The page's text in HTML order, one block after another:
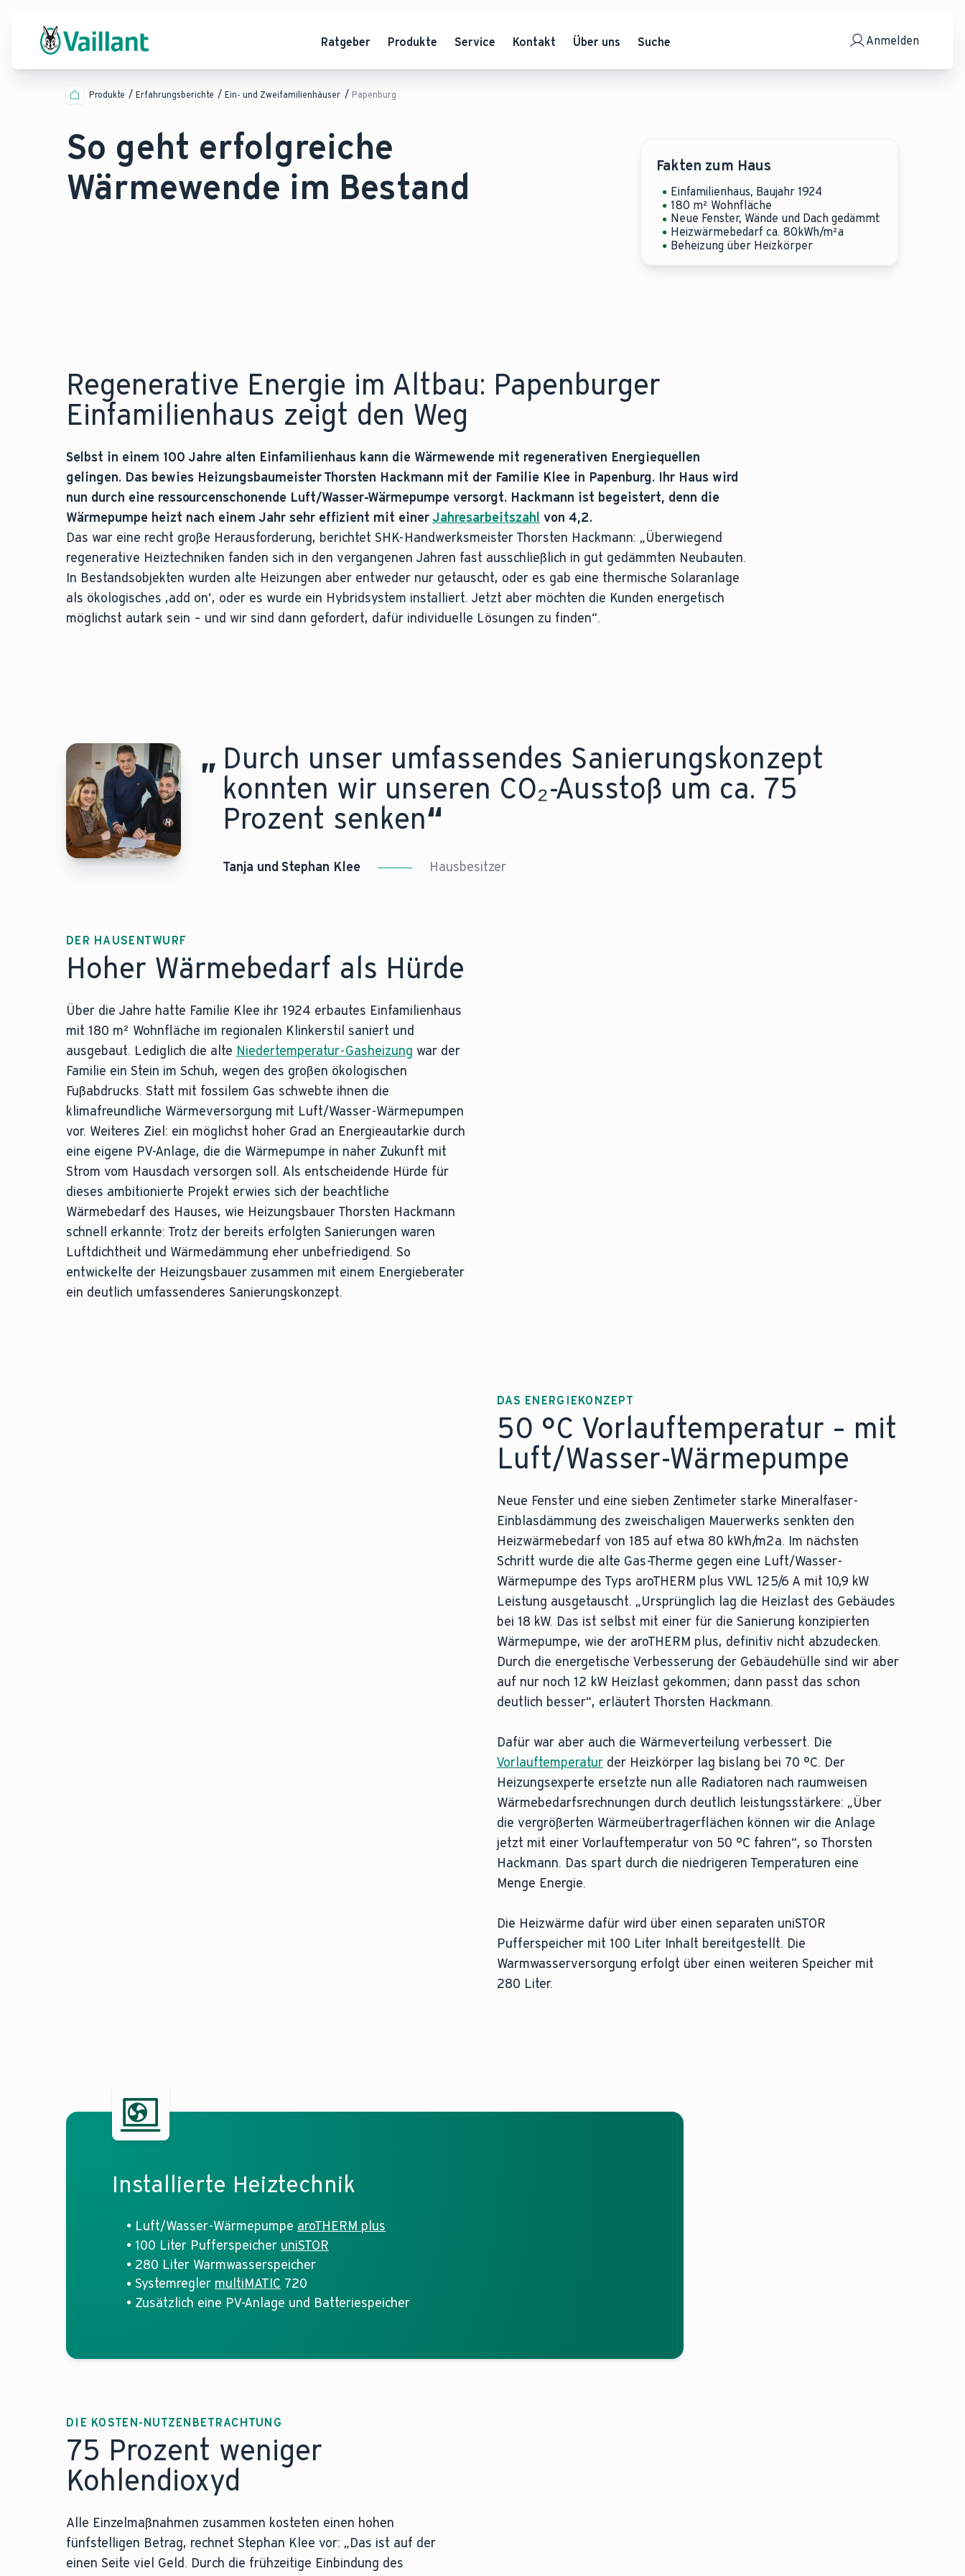
Ratgeber Produkte Service Kontakt Über uns Suche Anmelden
Produkte Erfahrungsberichte Ein- und Zweifamilienhäuser Papenburg
So geht erfolgreiche
Wärmewende im Bestand
Fakten zum Haus
Einfamilienhaus, Baujahr 1924
180 m² Wohnfläche
Neue Fenster, Wände und Dach gedämmt
Heizwärmebedarf ca. 80kWh/m²a
Beheizung über Heizkörper
Regenerative Energie im Altbau: Papenburger
Einfamilienhaus zeigt den Weg
Selbst in einem 100 Jahre alten Einfamilienhaus kann die Wärmewende mit regenerativen Energiequellen
gelingen. Das bewies Heizungsbaumeister Thorsten Hackmann mit der Familie Klee in Papenburg. Ihr Haus wird
nun durch eine ressourcenschonende Luft/Wasser-Wärmepumpe versorgt. Hackmann ist begeistert, denn die
Wärmepumpe heizt nach einem Jahr sehr effizient mit einerJahresarbeitszahl von 4,2.
Das war eine recht große Herausforderung, berichtet SHK-Handwerksmeister Thorsten Hackmann: „Überwiegend
regenerative Heiztechniken fanden sich in den vergangenen Jahren fast ausschließlich in gut gedämmten Neubauten.
In Bestandsobjekten wurden alte Heizungen aber entweder nur getauscht, oder es gab eine thermische Solaranlage
als ökologisches ,add on‘, oder es wurde ein Hybridsystem installiert. Jetzt aber möchten die Kunden energetisch
möglichst autark sein – und wir sind dann gefordert, dafür individuelle Lösungen zu finden“.
„ Durch unser umfassendes Sanierungskonzept
konnten wir unseren CO₂-Ausstoß um ca. 75
Prozent senken“
Tanja und Stephan Klee Hausbesitzer
DER HAUSENTWURF
Hoher Wärmebedarf als Hürde
Über die Jahre hatte Familie Klee ihr 1924 erbautes Einfamilienhaus
mit 180 m² Wohnfläche im regionalen Klinkerstil saniert und
ausgebaut. Lediglich die alte Niedertemperatur-Gasheizung war der
Familie ein Stein im Schuh, wegen des großen ökologischen
Fußabdrucks. Statt mit fossilem Gas schwebte ihnen die
klimafreundliche Wärmeversorgung mit Luft/Wasser-Wärmepumpen
vor. Weiteres Ziel: ein möglichst hoher Grad an Energieautarkie durch
eine eigene PV-Anlage, die die Wärmepumpe in naher Zukunft mit
Strom vom Hausdach versorgen soll. Als entscheidende Hürde für
dieses ambitionierte Projekt erwies sich der beachtliche
Wärmebedarf des Hauses, wie Heizungsbauer Thorsten Hackmann
schnell erkannte: Trotz der bereits erfolgten Sanierungen waren
Luftdichtheit und Wärmedämmung eher unbefriedigend. So
entwickelte der Heizungsbauer zusammen mit einem Energieberater
ein deutlich umfassenderes Sanierungskonzept.
DAS ENERGIEKONZEPT
50 °C Vorlauftemperatur – mit
Luft/Wasser-Wärmepumpe
Neue Fenster und eine sieben Zentimeter starke Mineralfaser-
Einblasdämmung des zweischaligen Mauerwerks senkten den
Heizwärmebedarf von 185 auf etwa 80 kWh/m2a. Im nächsten
Schritt wurde die alte Gas-Therme gegen eine Luft/Wasser-
Wärmepumpe des Typs aroTHERM plus VWL 125/6 A mit 10,9 kW
Leistung ausgetauscht. „Ursprünglich lag die Heizlast des Gebäudes
bei 18 kW. Das ist selbst mit einer für die Sanierung konzipierten
Wärmepumpe, wie der aroTHERM plus, definitiv nicht abzudecken.
Durch die energetische Verbesserung der Gebäudehülle sind wir aber
auf nur noch 12 kW Heizlast gekommen; dann passt das schon
deutlich besser“, erläutert Thorsten Hackmann.
Dafür war aber auch die Wärmeverteilung verbessert. Die
Vorlauftemperatur der Heizkörper lag bislang bei 70 °C. Der
Heizungsexperte ersetzte nun alle Radiatoren nach raumweisen
Wärmebedarfsrechnungen durch deutlich leistungsstärkere: „Über
die vergrößerten Wärmeübertragerflächen können wir die Anlage
jetzt mit einer Vorlauftemperatur von 50 °C fahren“, so Thorsten
Hackmann. Das spart durch die niedrigeren Temperaturen eine
Menge Energie.
Die Heizwärme dafür wird über einen separaten uniSTOR
Pufferspeicher mit 100 Liter Inhalt bereitgestellt. Die
Warmwasserversorgung erfolgt über einen weiteren Speicher mit
280 Liter.
Installierte Heiztechnik
Luft/Wasser-Wärmepumpe aroTHERM plus
100 Liter Pufferspeicher uniSTOR
280 Liter Warmwasserspeicher
Systemregler multiMATIC 720
Zusätzlich eine PV-Anlage und Batteriespeicher
DIE KOSTEN-NUTZENBETRACHTUNG
75 Prozent weniger
Kohlendioxyd
Alle Einzelmaßnahmen zusammen kosteten einen hohen
fünfstelligen Betrag, rechnet Stephan Klee vor: „Das ist auf der
einen Seite viel Geld. Durch die frühzeitige Einbindung des